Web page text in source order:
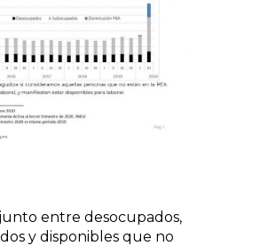
entre desocupados,
y disponibles que no